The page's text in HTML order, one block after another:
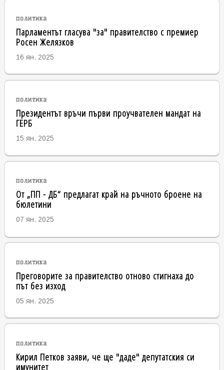
политика
Парламентът гласува "за" правителство с премиер
Росен Желязков
16 ян. 2025
политика
Президентът връчи първи проучвателен мандат на
ГЕРБ
15 ян. 2025
политика
От „ПП - ДБ“ предлагат край на ръчното броене на
бюлетини
07 ян. 2025
политика
Преговорите за правителство отново стигнаха до
път без изход
05 ян. 2025
политика
Кирил Петков заяви, че ще "даде" депутатския си
имунитет